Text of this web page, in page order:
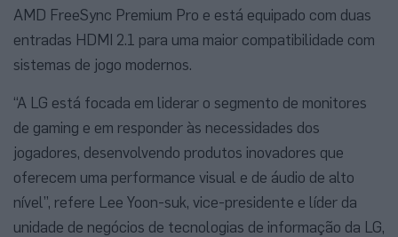
AMD FreeSync Premium Pro e está equipado com duas
entradas HDMI 2.1 para uma maior compatibilidade com
sistemas de jogo modernos.
“A LG está focada em liderar o segmento de monitores
de gaming e em responder às necessidades dos
jogadores, desenvolvendo produtos inovadores que
oferecem uma performance visual e de áudio de alto
nível”, refere Lee Yoon-suk, vice-presidente e líder da
unidade de negócios de tecnologias de informação da LG,